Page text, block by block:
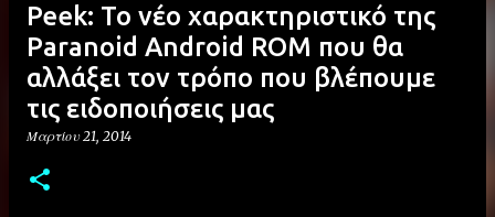
Peek: Το νέο χαρακτηριστικό της
Paranoid Android ROM που θα
αλλάξει τον τρόπο που βλέπουμε
τις ειδοποιήσεις μας
Μαρτίου 21, 2014